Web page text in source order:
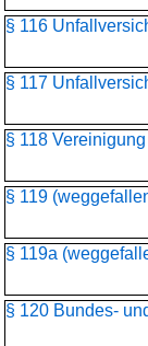
§ 116
§ 117
§ 118
§ 119
§ 119a
§ 120 Bundes-